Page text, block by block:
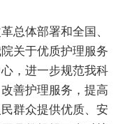
体部署和全国、
关于优质护理服务
，进一步规范我科
善护理服务，提高
群众提供优质、安